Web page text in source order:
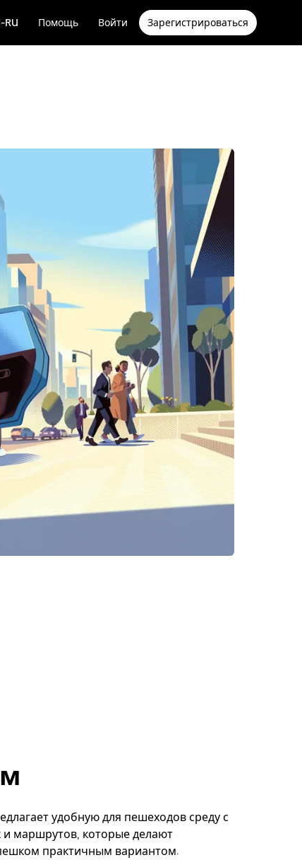
RU Помощь Войти Зарегистрироваться
удобную для пешеходов среду с
и маршрутов, которые делают
практичным вариантом.